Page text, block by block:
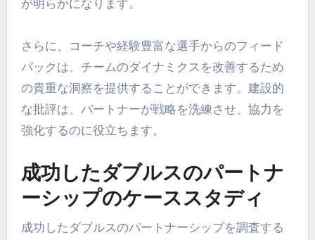
が明らかになります。
さらに、コーチや経験豊富な選手からのフィード
バックは、チームのダイナミクスを改善するため
の貴重な洞察を提供することができます。建設的
な批評は、パートナーが戦略を洗練させ、協力を
強化するのに役立ちます。
成功したダブルスのパートナ
ーシップのケーススタディ
成功したダブルスのパートナーシップを調査する